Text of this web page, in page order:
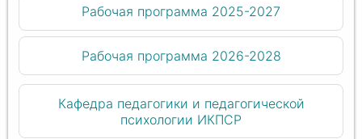
Рабочая программа 2025-2027
Рабочая программа 2026-2028
Кафедра педагогики и педагогической
психологии ИКПСР